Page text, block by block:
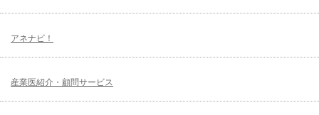
アネナビ！
産業医紹介・顧問サービス